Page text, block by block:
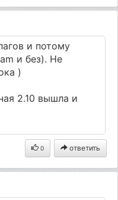
и потому
и без). Не
)
2.10 вышла и
0 ответить